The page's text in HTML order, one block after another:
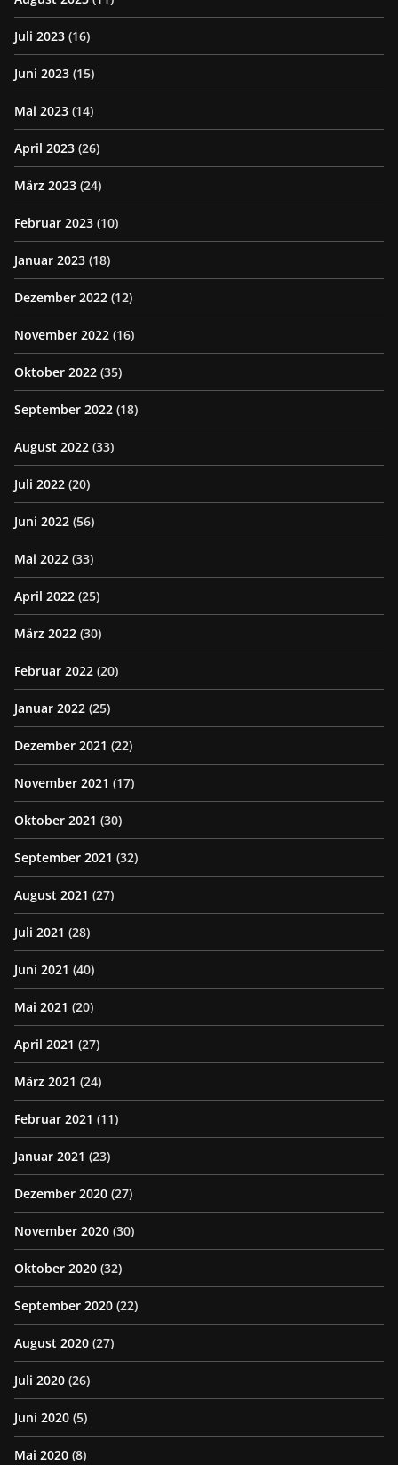
Juli 2023 (16)
Juni 2023 (15)
Mai 2023 (14)
April 2023 (26)
März 2023 (24)
Februar 2023 (10)
Januar 2023 (18)
Dezember 2022 (12)
November 2022 (16)
Oktober 2022 (35)
September 2022 (18)
August 2022 (33)
Juli 2022 (20)
Juni 2022 (56)
Mai 2022 (33)
April 2022 (25)
März 2022 (30)
Februar 2022 (20)
Januar 2022 (25)
Dezember 2021 (22)
November 2021 (17)
Oktober 2021 (30)
September 2021 (32)
August 2021 (27)
Juli 2021 (28)
Juni 2021 (40)
Mai 2021 (20)
April 2021 (27)
März 2021 (24)
Februar 2021 (11)
Januar 2021 (23)
Dezember 2020 (27)
November 2020 (30)
Oktober 2020 (32)
September 2020 (22)
August 2020 (27)
Juli 2020 (26)
Juni 2020 (5)
Mai 2020 (8)